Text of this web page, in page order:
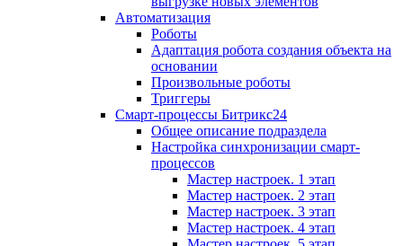
Автоматизация
Роботы
Адаптация робота создания объекта на
основании
Произвольные роботы
Триггеры
Смарт-процессы Битрикс24
Общее описание подраздела
Настройка синхронизации смарт-
процессов
Мастер настроек. 1 этап
Мастер настроек. 2 этап
Мастер настроек. 3 этап
Мастер настроек. 4 этап